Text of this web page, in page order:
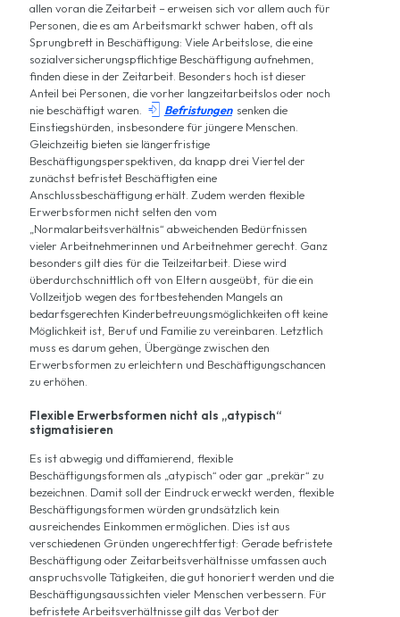
allen voran die Zeitarbeit – erweisen sich vor allem auch für
Personen, die es am Arbeitsmarkt schwer haben, oft als
Sprungbrett in Beschäftigung: Viele Arbeitslose, die eine
sozialversicherungspflichtige Beschäftigung aufnehmen,
finden diese in der Zeitarbeit. Besonders hoch ist dieser
Anteil bei Personen, die vorher langzeitarbeitslos oder noch
nie beschäftigt waren.  Befristungen senken die
Einstiegshürden, insbesondere für jüngere Menschen.
Gleichzeitig bieten sie längerfristige
Beschäftigungsperspektiven, da knapp drei Viertel der
zunächst befristet Beschäftigten eine
Anschlussbeschäftigung erhält. Zudem werden flexible
Erwerbsformen nicht selten den vom
„Normalarbeitsverhältnis“ abweichenden Bedürfnissen
vieler Arbeitnehmerinnen und Arbeitnehmer gerecht. Ganz
besonders gilt dies für die Teilzeitarbeit. Diese wird
überdurchschnittlich oft von Eltern ausgeübt, für die ein
Vollzeitjob wegen des fortbestehenden Mangels an
bedarfsgerechten Kinderbetreuungsmöglichkeiten oft keine
Möglichkeit ist, Beruf und Familie zu vereinbaren. Letztlich
muss es darum gehen, Übergänge zwischen den
Erwerbsformen zu erleichtern und Beschäftigungschancen
zu erhöhen.
Flexible Erwerbsformen nicht als „atypisch“
stigmatisieren
Es ist abwegig und diffamierend, flexible
Beschäftigungsformen als „atypisch“ oder gar „prekär“ zu
bezeichnen. Damit soll der Eindruck erweckt werden, flexible
Beschäftigungsformen würden grundsätzlich kein
ausreichendes Einkommen ermöglichen. Dies ist aus
verschiedenen Gründen ungerechtfertigt: Gerade befristete
Beschäftigung oder Zeitarbeitsverhältnisse umfassen auch
anspruchsvolle Tätigkeiten, die gut honoriert werden und die
Beschäftigungsaussichten vieler Menschen verbessern. Für
befristete Arbeitsverhältnisse gilt das Verbot der